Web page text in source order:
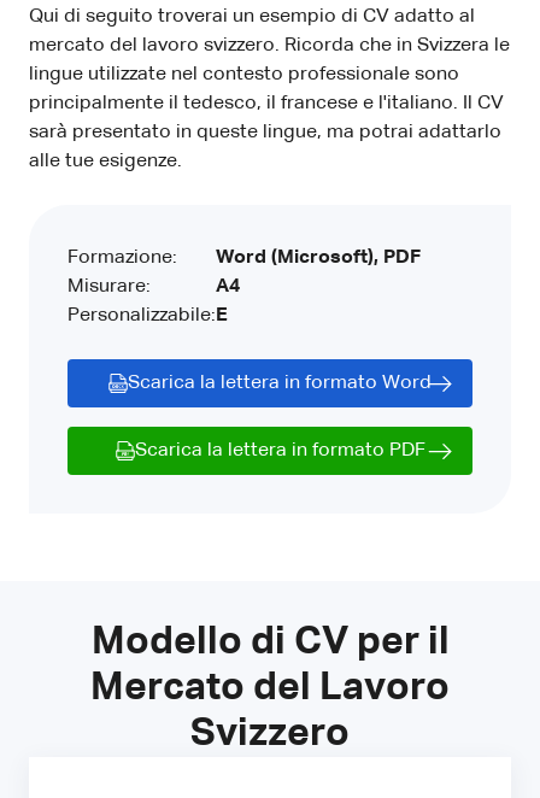
Qui di seguito troverai un esempio di CV adatto al
mercato del lavoro svizzero. Ricorda che in Svizzera le
lingue utilizzate nel contesto professionale sono
principalmente il tedesco, il francese e l'italiano. Il CV
sarà presentato in queste lingue, ma potrai adattarlo
alle tue esigenze.
Formazione:
Misurare:
Personalizzabile:
Word (Microsoft), PDF
A4
E
Scarica la lettera in formato Word
Scarica la lettera in formato PDF
Modello di CV per il
Mercato del Lavoro
Svizzero